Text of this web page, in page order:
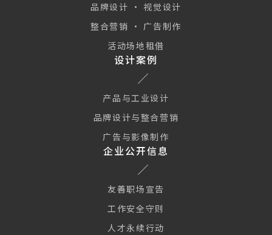
品牌设计 · 视觉设计
整合营销 · 广告制作
活动场地租借
设计案例
产品与工业设计
品牌设计与整合营销
广告与影像制作
企业公开信息
友善职场宣告
工作安全守则
人才永续行动